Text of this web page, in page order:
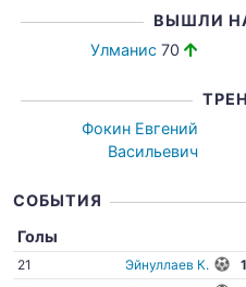
ВЫШЛИ
Улманис70
Фокин Евгений
Васильевич
СОБЫТИЯ
Голы
21 Эйнуллаев К. 1